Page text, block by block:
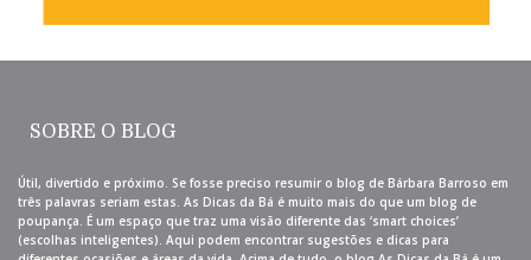
SOBRE O BLOG
Útil, divertido e próximo. Se fosse preciso resumir o blog de Bárbara Barroso em
três palavras seriam estas. As Dicas da Bá é muito mais do que um blog de
poupança. É um espaço que traz uma visão diferente das ‘smart choices’
(escolhas inteligentes). Aqui podem encontrar sugestões e dicas para